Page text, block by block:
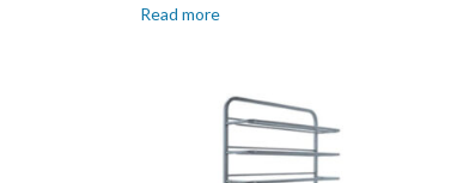
Read more